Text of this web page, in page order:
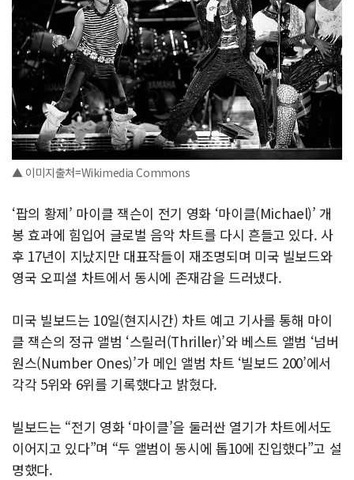
▲ 이미지출처=Wikimedia Commons
‘팝의 황제’ 마이클 잭슨이 전기 영화 ‘마이클(Michael)’ 개
봉 효과에 힘입어 글로벌 음악 차트를 다시 흔들고 있다. 사
후 17년이 지났지만 대표작들이 재조명되며 미국 빌보드와
영국 오피셜 차트에서 동시에 존재감을 드러냈다.
미국 빌보드는 10일(현지시간) 차트 예고 기사를 통해 마이
클 잭슨의 정규 앨범 ‘스릴러(Thriller)’와 베스트 앨범 ‘넘버
원스(Number Ones)’가 메인 앨범 차트 ‘빌보드 200’에서
각각 5위와 6위를 기록했다고 밝혔다.
빌보드는 “전기 영화 ‘마이클’을 둘러싼 열기가 차트에서도
이어지고 있다”며 “두 앨범이 동시에 톱10에 진입했다”고 설
명했다.